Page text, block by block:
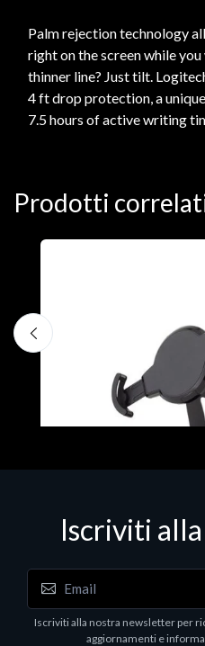
Palm rejection technology
right on the screen while
thinner line? Just tilt.
4 ft drop protection, a
7.5 hours of active writing
Prodotti
EPSON TABLET
Epson, solido in metallo,
Adatto a tutti i tablet.
Iscriviti
Iscriviti alla nostra newsletter per
aggiornamenti e